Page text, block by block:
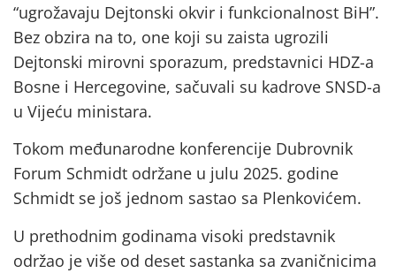
“ugrožavaju Dejtonski okvir i funkcionalnost BiH”.
Bez obzira na to, one koji su zaista ugrozili
Dejtonski mirovni sporazum, predstavnici HDZ-a
Bosne i Hercegovine, sačuvali su kadrove SNSD-a
u Vijeću ministara.
Tokom međunarodne konferencije Dubrovnik
Forum Schmidt održane u julu 2025. godine
Schmidt se još jednom sastao sa Plenkovićem.
U prethodnim godinama visoki predstavnik
održao je više od deset sastanka sa zvaničnicima